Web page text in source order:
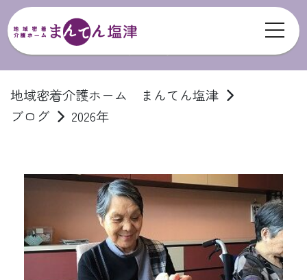
地域密着介護ホーム まんてん塩津
ブログ
2026年